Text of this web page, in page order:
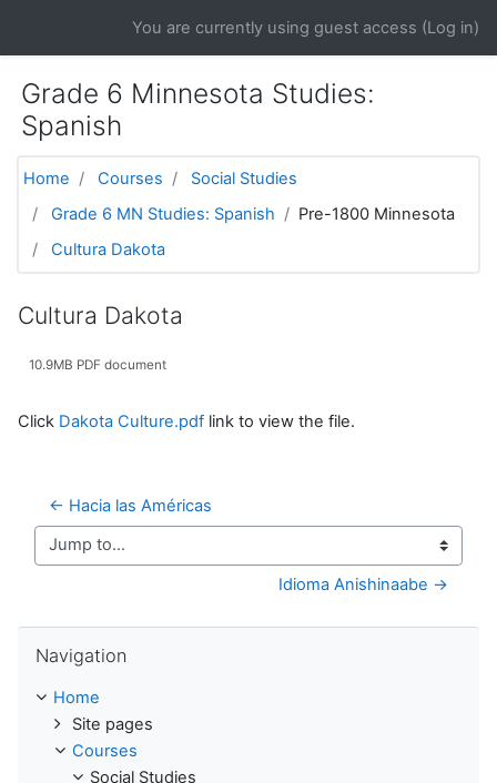
You are currently using guest access (Log in)
Grade 6 Minnesota Studies:
Spanish
Home Courses
Social Studies
Grade 6 MN Studies: Spanish
Pre-1800 Minnesota
Cultura Dakota
Cultura Dakota
10.9MB PDF document
Click Dakota Culture.pdf link to view the file.
← Hacia las Américas
Jump to...
Idioma Anishinaabe →
Navigation
Home
Site pages
Courses
Social Studies